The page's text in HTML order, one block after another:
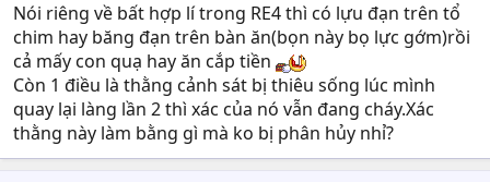
Nói riêng về bất hợp lí trong RE4 thì có lựu đạn trên tổ
chim hay băng đạn trên bàn ăn(bọn này bọ lực gớm)rồi
cả mấy con quạ hay ăn cắp tiền
Còn 1 điều là thằng cảnh sát bị thiêu sống lúc mình
quay lại làng lần 2 thì xác của nó vẫn đang cháy.Xác
thằng này làm bằng gì mà ko bị phân hủy nhỉ?